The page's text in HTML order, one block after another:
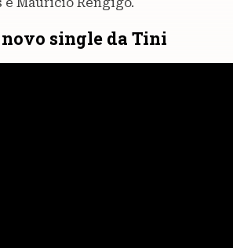
e Mauricio Rengigo.
single da Tini